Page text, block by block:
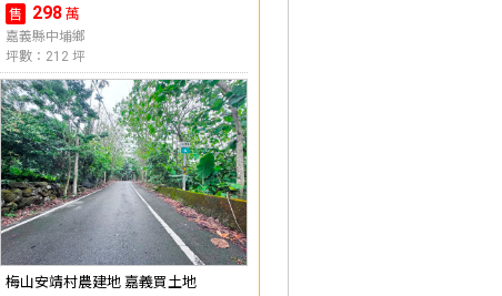
售 298 萬
嘉義縣中埔鄉
坪數：212 坪
梅山安靖村農建地 嘉義買土地